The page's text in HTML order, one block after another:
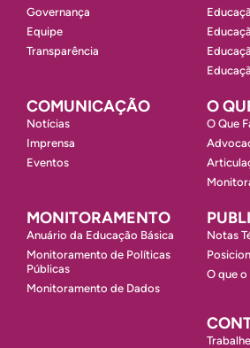
Governança
Equipe
Transparência
COMUNICAÇÃO
Notícias
Imprensa
Eventos
O
O Que
MONITORAMENTO
Anuário da Educação Básica
Monitoramento de Políticas
Públicas
Monitoramento de Dados
Notas
O que o